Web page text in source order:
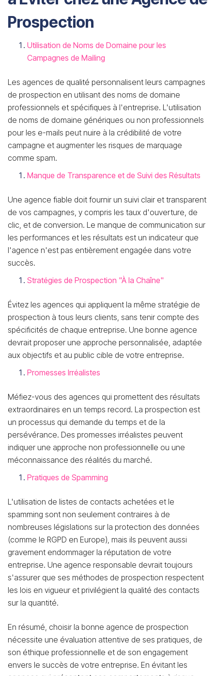
Prospection
Utilisation de Noms de Domaine pour les
Campagnes de Mailing
Les agences de qualité personnalisent leurs campagnes
de prospection en utilisant des noms de domaine
professionnels et spécifiques à l'entreprise. L'utilisation
de noms de domaine génériques ou non professionnels
pour les e-mails peut nuire à la crédibilité de votre
campagne et augmenter les risques de marquage
comme spam.
Manque de Transparence et de Suivi des Résultats
Une agence fiable doit fournir un suivi clair et transparent
de vos campagnes, y compris les taux d'ouverture, de
clic, et de conversion. Le manque de communication sur
les performances et les résultats est un indicateur que
l'agence n'est pas entièrement engagée dans votre
succès.
Stratégies de Prospection "À la Chaîne"
Évitez les agences qui appliquent la même stratégie de
prospection à tous leurs clients, sans tenir compte des
spécificités de chaque entreprise. Une bonne agence
devrait proposer une approche personnalisée, adaptée
aux objectifs et au public cible de votre entreprise.
Promesses Irréalistes
Méfiez-vous des agences qui promettent des résultats
extraordinaires en un temps record. La prospection est
un processus qui demande du temps et de la
persévérance. Des promesses irréalistes peuvent
indiquer une approche non professionnelle ou une
méconnaissance des réalités du marché.
Pratiques de Spamming
L'utilisation de listes de contacts achetées et le
spamming sont non seulement contraires à de
nombreuses législations sur la protection des données
(comme le RGPD en Europe), mais ils peuvent aussi
gravement endommager la réputation de votre
entreprise. Une agence responsable devrait toujours
s'assurer que ses méthodes de prospection respectent
les lois en vigueur et privilégient la qualité des contacts
sur la quantité.
En résumé, choisir la bonne agence de prospection
nécessite une évaluation attentive de ses pratiques, de
son éthique professionnelle et de son engagement
envers le succès de votre entreprise. En évitant les